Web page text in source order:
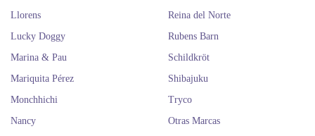
Llorens
Lucky Doggy
Marina & Pau
Mariquita Pérez
Monchhichi
Nancy
Reina del Norte
Rubens Barn
Schildkröt
Shibajuku
Tryco
Otras Marcas